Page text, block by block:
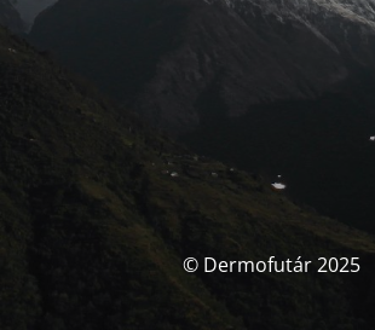
© Dermofutár 2025